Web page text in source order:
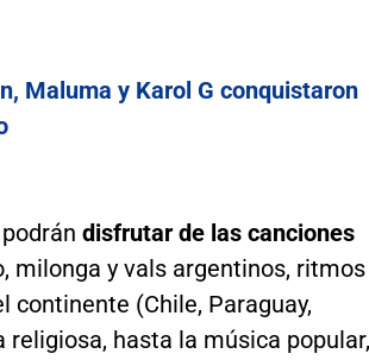
Maluma y Karol G conquistaron
disfrutar de las canciones
milonga y vals argentinos, ritmos
continente (Chile, Paraguay,
religiosa, hasta la música popular,